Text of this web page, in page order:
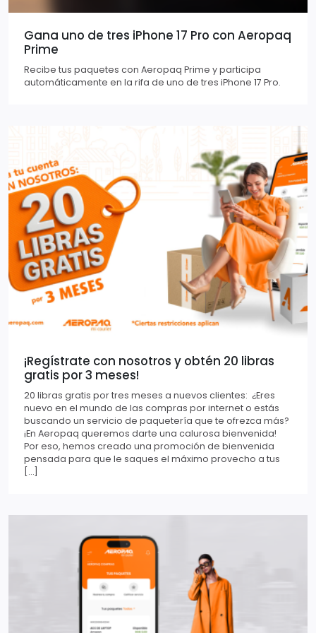
Gana uno de tres iPhone 17 Pro con Aeropaq
Prime
Recibe tus paquetes con Aeropaq Prime y participa
automáticamente en la rifa de uno de tres iPhone 17 Pro.
¡Regístrate con nosotros y obtén 20 libras
gratis por 3 meses!
20 libras gratis por tres meses a nuevos clientes: ¿Eres
nuevo en el mundo de las compras por internet o estás
buscando un servicio de paquetería que te ofrezca más?
¡En Aeropaq queremos darte una calurosa bienvenida!
Por eso, hemos creado una promoción de bienvenida
pensada para que le saques el máximo provecho a tus
[…]